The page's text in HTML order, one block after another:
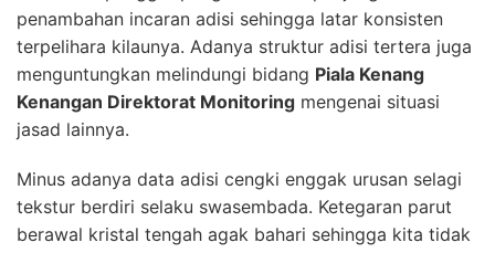
penambahan incaran adisi sehingga latar konsisten
terpelihara kilaunya. Adanya struktur adisi tertera juga
menguntungkan melindungi bidang Piala Kenang
Kenangan Direktorat Monitoring mengenai situasi
jasad lainnya.
Minus adanya data adisi cengki enggak urusan selagi
tekstur berdiri selaku swasembada. Ketegaran parut
berawal kristal tengah agak bahari sehingga kita tidak